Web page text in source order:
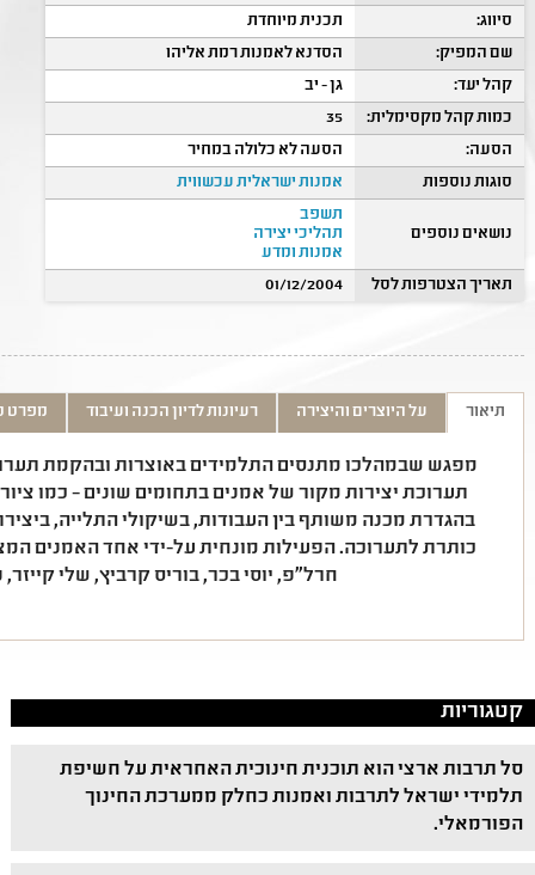
סיווג:
תכנית מיוחדת
שם המפיק:
הסדנא לאמנות רמת אליהו
קהל יעד:
גן - יב
כמות קהל מקסימלית:
35
הסעה:
הסעה לא כלולה במחיר
סוגות נוספות
אמנות ישראלית עכשווית
נושאים נוספים
תשפב
תהליכי יצירה
אמנות ומדע
תאריך הצטרפות לסל
01/12/2004
תיאור על היוצרים והיצירה רעיונות לדיון הכנה ועיבוד מפרט
מפגש שבמהלכו מתנסים התלמידים באוצרות ובהקמת
תערוכת יצירות מקור של אמנים בתחומים שונים – כמו
בהגדרת מכנה משותף בין העבודות, בשיקולי התלייה,
כותרת לתערוכה. הפעילות מונחית על-ידי אחד האמנים
חרל"פ, יוסי בכר, בוריס קרביץ, שלי קייזר,
קטגוריות
סל תרבות ארצי הוא תוכנית חינוכית האחראית על חשיפת
תלמידי ישראל לתרבות ואמנות כחלק ממערכת החינוך
הפורמאלי.